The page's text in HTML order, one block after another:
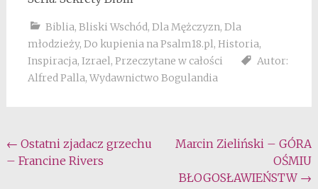
Biblia, Bliski Wschód, Dla Mężczyzn, Dla
młodzieży, Do kupienia na Psalm18.pl, Historia,
Inspiracja, Izrael, Przeczytane w całości
Autor:
Alfred Palla, Wydawnictwo Bogulandia
Post
navigation
← Ostatni zjadacz grzechu
– Francine Rivers
Marcin Zieliński – GÓRA
OŚMIU
BŁOGOSŁAWIEŃSTW →